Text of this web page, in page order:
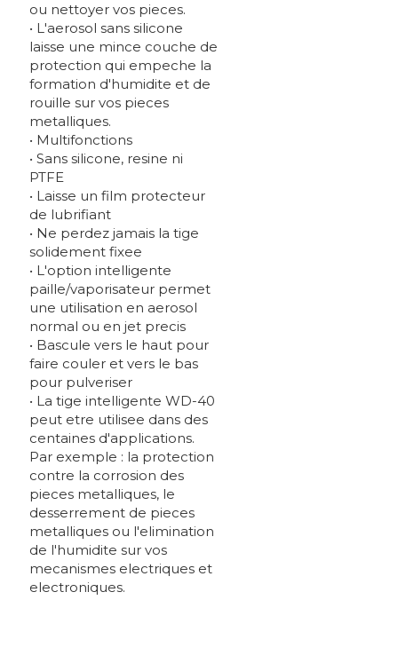
ou nettoyer vos pieces.
• L'aerosol sans silicone
laisse une mince couche de
protection qui empeche la
formation d'humidite et de
rouille sur vos pieces
metalliques.
• Multifonctions
• Sans silicone, resine ni
PTFE
• Laisse un film protecteur
de lubrifiant
• Ne perdez jamais la tige
solidement fixee
• L'option intelligente
paille/vaporisateur permet
une utilisation en aerosol
normal ou en jet precis
• Bascule vers le haut pour
faire couler et vers le bas
pour pulveriser
• La tige intelligente WD-40
peut etre utilisee dans des
centaines d'applications.
Par exemple : la protection
contre la corrosion des
pieces metalliques, le
desserrement de pieces
metalliques ou l'elimination
de l'humidite sur vos
mecanismes electriques et
electroniques.